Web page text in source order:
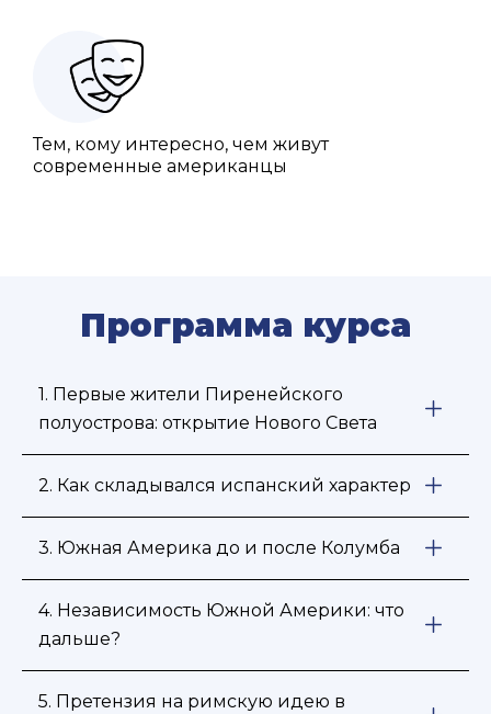
Тем, кому интересно, чем живут
современные американцы
Программа курса
1. Первые жители Пиренейского
полуострова: открытие Нового Света
2. Как складывался испанский характер
3. Южная Америка до и после Колумба
4. Независимость Южной Америки: что
дальше?
5. Претензия на римскую идею в